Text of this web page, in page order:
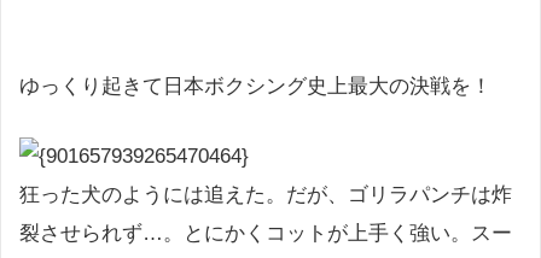
ゆっくり起きて日本ボクシング史上最大の決戦を！
狂った犬のようには追えた。だが、ゴリラパンチは炸
裂させられず…。とにかくコットが上手く強い。スー